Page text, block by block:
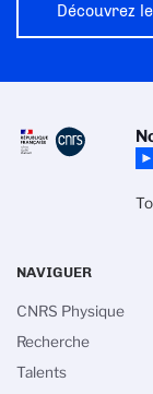
Découvrez
NAVIGUER
CNRS Physique
Recherche
Talents